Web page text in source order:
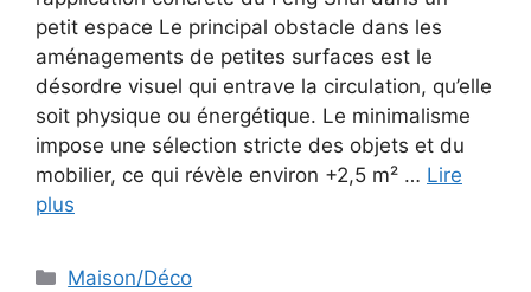
petit espace Le principal obstacle dans les
aménagements de petites surfaces est le
désordre visuel qui entrave la circulation, qu’elle
soit physique ou énergétique. Le minimalisme
impose une sélection stricte des objets et du
mobilier, ce qui révèle environ +2,5 m² … Lire
plus
Catégories
Maison/Déco